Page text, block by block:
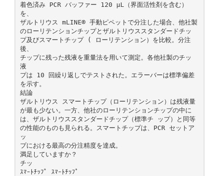
着色済み PCR バッファー 120 µL（界面活性剤を含む）
を、
ザルトリウス mLINE® 手動ピペットで分注した場合、他社製
のローリテンションチップとザルトリウススタンダードチッ
プ及びスマートチップ ( ローリテンション）を比較。分注
後、
チップに残った残液を重量法を用いて測定。各他社製のチッ
液
プは 10 回繰り返しでテストされた。エラーバーは標準偏差
を示す。
結論
ザルトリウス スマートチップ（ローリテンション）は残液量
が最も少ない。一方、他社のローリテンションチップの中に
は、ザルトリウススタンダードチップ（標準チ ップ）と同等
の性能のものも見られる。スマートチップは、PCR セットア
ッ
プにおける最高の分注精度を達成。
満足していますか？
チッ
ｽﾏｰﾄﾁｯﾌﾟ ｽﾏｰﾄﾁｯﾌﾟ